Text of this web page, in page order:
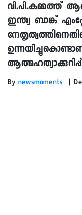
ഇന്ത്യ ബാങ്ക്
By newsmoments |